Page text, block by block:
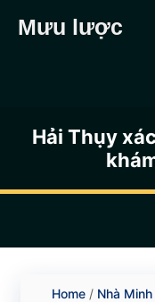
đếnMưu lược
Hải Thụy
Home / Nhà Minh